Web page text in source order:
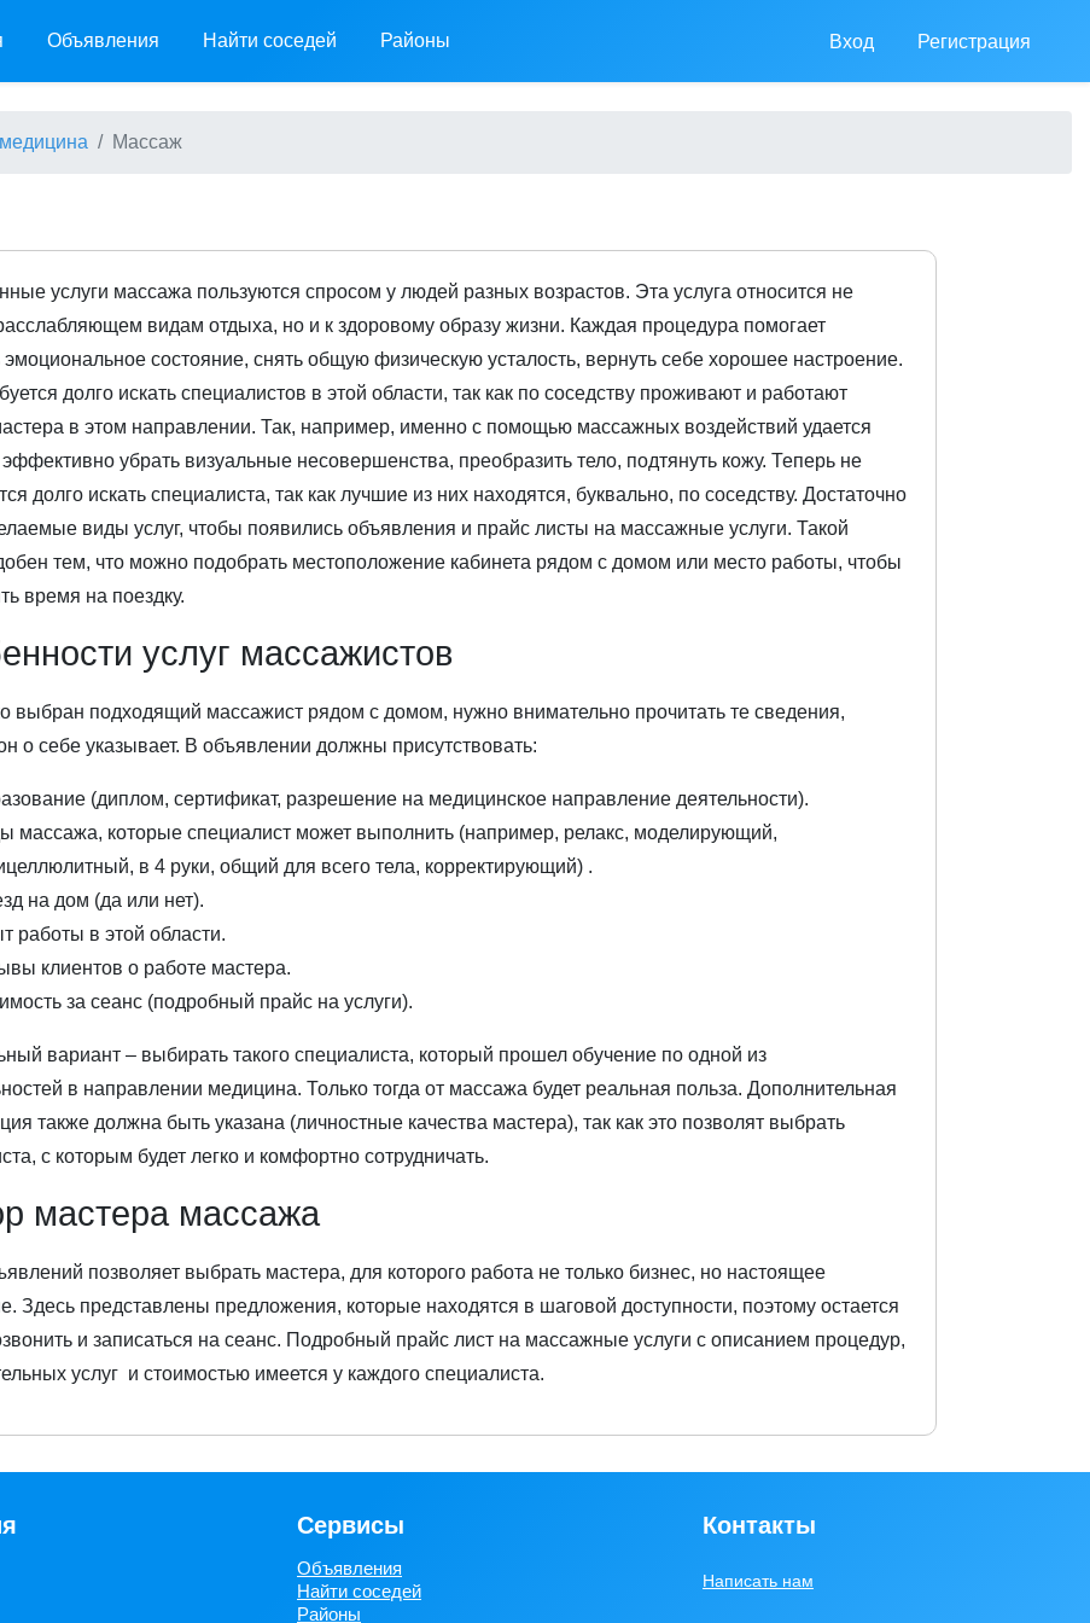
Объявления Найти соседей Районы Вход Регистрация
Массаж
услуги массажа пользуются спросом у людей разных возрастов. Эта услуга относится не
видам отдыха, но и к здоровому образу жизни. Каждая процедура помогает
эмоциональное состояние, снять общую физическую усталость, вернуть себе хорошее настроение.
долго искать специалистов в этой области, так как по соседству проживают и работают
в этом направлении. Так, например, именно с помощью массажных воздействий удается
убрать визуальные несовершенства, преобразить тело, подтянуть кожу. Теперь не
долго искать специалиста, так как лучшие из них находятся, буквально, по соседству. Достаточно
виды услуг, чтобы появились объявления и прайс листы на массажные услуги. Такой
тем, что можно подобрать местоположение кабинета рядом с домом или место работы, чтобы
время на поездку.
услуг массажистов
выбран подходящий массажист рядом с домом, нужно внимательно прочитать те сведения,
о себе указывает. В объявлении должны присутствовать:
(диплом, сертификат, разрешение на медицинское направление деятельности).
массажа, которые специалист может выполнить (например, релакс, моделирующий,
в 4 руки, общий для всего тела, корректирующий) .
на дом (да или нет).
работы в этой области.
клиентов о работе мастера.
за сеанс (подробный прайс на услуги).
вариант – выбирать такого специалиста, который прошел обучение по одной из
в направлении медицина. Только тогда от массажа будет реальная польза. Дополнительная
также должна быть указана (личностные качества мастера), так как это позволят выбрать
с которым будет легко и комфортно сотрудничать.
мастера массажа
позволяет выбрать мастера, для которого работа не только бизнес, но настоящее
Здесь представлены предложения, которые находятся в шаговой доступности, поэтому остается
и записаться на сеанс. Подробный прайс лист на массажные услуги с описанием процедур,
услуг и стоимостью имеется у каждого специалиста.
Сервисы
Объявления
Найти соседей
Районы
Контакты
Написать нам